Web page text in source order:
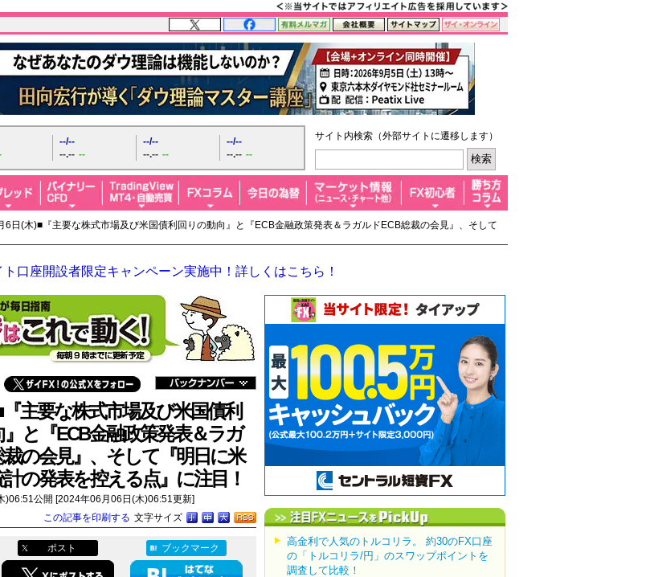
--/--
--.-- --
--/--
--.-- --
--/--
--.-- --
サイト内検索（外部サイトに遷移します）
6日(木)■『主要な株式市場及び米国債利回りの動向』と『ECB金融政策発表＆ラガルドECB総裁の会見』、そして
口座開設者限定キャンペーン実施中！詳しくはこちら！
『主要な株式市場及び米国債利
』と『ECB金融政策発表＆ラガ
裁の会見』、そして『明日に米
の発表を控える点』に注目！
)06:51公開 [2024年06月06日(木)06:51更新]
文字サイズ
この記事を印刷する
ポスト ブックマーク
高金利で人気のトルコリラ。 約30のFX口座
の「トルコリラ/円」のスワップポイントを
調査して比較！